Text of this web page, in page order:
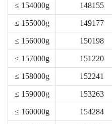
≤ 154000g 148155
≤ 155000g 149177
≤ 156000g 150198
≤ 157000g 151220
≤ 158000g 152241
≤ 159000g 153263
≤ 160000g 154284